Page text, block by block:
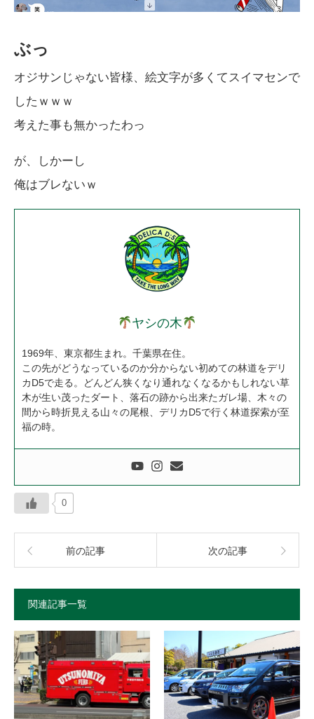
ぶっ
オジサンじゃない皆様、絵文字が多くてスイマセンで
したｗｗｗ
考えた事も無かったわっ
が、しかーし
俺はブレないｗ
ヤシの木
1969年、東京都生まれ。千葉県在住。
この先がどうなっているのか分からない初めての林道をデリ
カD5で走る。どんどん狭くなり通れなくなるかもしれない草
木が生い茂ったダート、落石の跡から出来たガレ場、木々の
間から時折見える山々の尾根、デリカD5で行く林道探索が至
福の時。
0
前の記事 次の記事
関連記事一覧